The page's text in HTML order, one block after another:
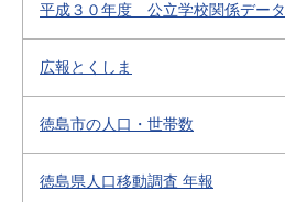
平成３０年度 公立学校関係データ
広報とくしま
徳島市の人口・世帯数
徳島県人口移動調査 年報